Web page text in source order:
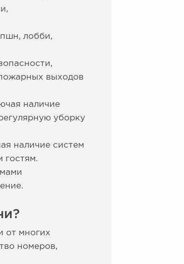
лобби,
выходов
наличие
уборку
наличие систем
гостям.
от многих
номеров,